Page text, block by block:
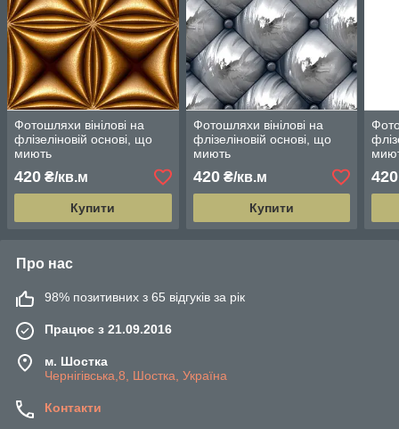
Фотошляхи вінілові на
флізеліновій основі, що
миють
420 ₴/кв.м
Купити
Фотошляхи вінілові на
флізеліновій основі, що
миють
420₴/кв.м
Купити
420
Про нас
98% позитивних з 65 відгуків за рік
Працює з 21.09.2016
м. Шостка
Чернігівська,8, Шостка, Україна
Контакти